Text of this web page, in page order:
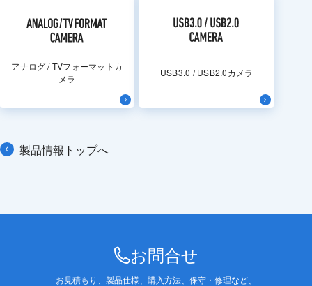
アナログ / TVフォーマットカ
メラ
USB3.0 / USB2.0カメラ
製品情報トップへ
お問合せ
お見積もり、製品仕様、購入方法、保守・修理など、